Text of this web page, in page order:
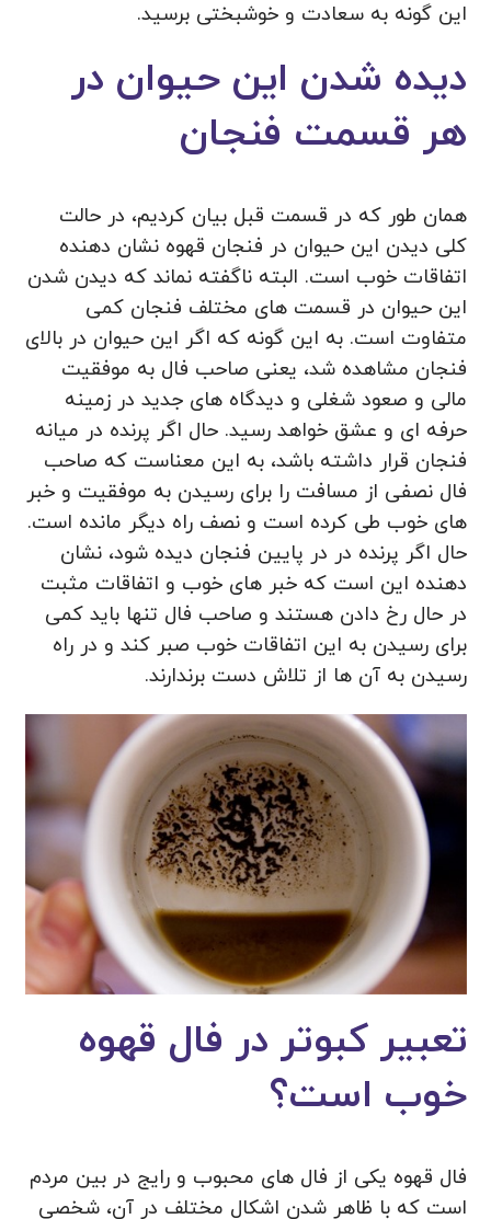
این گونه به سعادت و خوشبختی برسید.
دیده شدن این حیوان در
هر قسمت فنجان
همان طور که در قسمت قبل بیان کردیم، در حالت
کلی دیدن این حیوان در فنجان قهوه نشان دهنده
اتفاقات خوب است. البته ناگفته نماند که دیدن شدن
این حیوان در قسمت های مختلف فنجان کمی
متفاوت است. به این گونه که اگر این حیوان در بالای
فنجان مشاهده شد، یعنی صاحب فال به موفقیت
مالی و صعود شغلی و دیدگاه های جدید در زمینه
حرفه ای و عشق خواهد رسید. حال اگر پرنده در میانه
فنجان قرار داشته باشد، به این معناست که صاحب
فال نصفی از مسافت را برای رسیدن به موفقیت و خبر
های خوب طی کرده است و نصف راه دیگر مانده است.
حال اگر پرنده در در پایین فنجان دیده شود، نشان
دهنده این است که خبر های خوب و اتفاقات مثبت
در حال رخ دادن هستند و صاحب فال تنها باید کمی
برای رسیدن به این اتفاقات خوب صبر کند و در راه
رسیدن به آن ها از تلاش دست برندارند.
تعبیر کبوتر در فال قهوه
خوب است؟
فال قهوه یکی از فال های محبوب و رایج در بین مردم
است که با ظاهر شدن اشکال مختلف در آن، شخصی